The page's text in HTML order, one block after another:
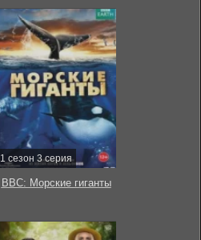
1 сезон 3 серия
BBC: Морские гиганты